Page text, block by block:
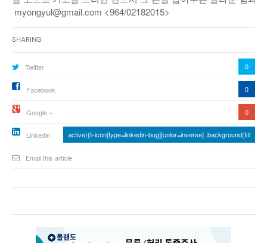
myongyul@gmail.com <964/02182015>
Sharing
Twitter 0
Facebook 0
Google + 0
Linkedin active){li-icon[type=linkedin-bug][color=inverse] .background{fill
Email this article